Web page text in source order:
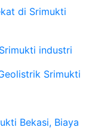
di Srimukti
industri
Srimukti
Bekasi, Biaya